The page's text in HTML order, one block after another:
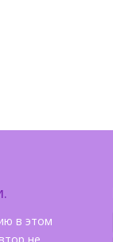
в этом
не